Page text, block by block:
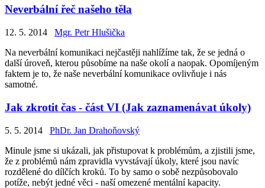
Neverbální řeč našeho těla
12. 5. 2014
Mgr. Petr Hlušička
Na neverbální komunikaci nejčastěji nahlížíme tak, že se jedná o
další úroveň, kterou působíme na naše okolí a naopak. Opomíjeným
faktem je to, že naše neverbální komunikace ovlivňuje i nás
samotné.
Jak zkrotit čas - část VI (Jak zaznamenávat úkoly)
5. 5. 2014
PhDr. Jan Drahoňovský
Minule jsme si ukázali, jak přistupovat k problémům, a zjistili jsme,
že z problémů nám zpravidla vyvstávají úkoly, které jsou navíc
rozdělené do dílčích kroků. To by samo o sobě nezpůsobovalo
potíže, nebýt jedné věci - naší omezené mentální kapacity.